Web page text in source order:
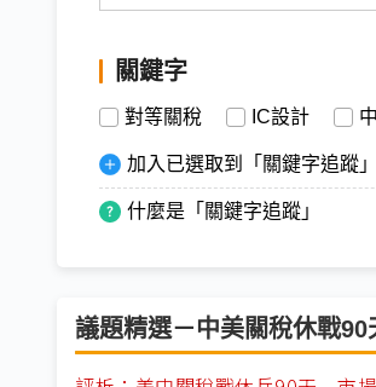
關鍵字
對等關稅 IC設計
加入已選取到「關鍵字追蹤」
什麼是「關鍵字追蹤」
議題精選－中美關稅休戰90